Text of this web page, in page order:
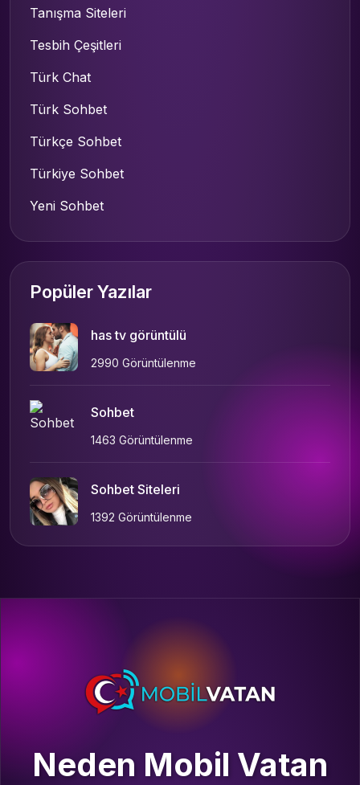
Tanışma Siteleri
Tesbih Çeşitleri
Türk Chat
Türk Sohbet
Türkçe Sohbet
Türkiye Sohbet
Yeni Sohbet
Popüler Yazılar
has tv görüntülü
2990 Görüntülenme
Sohbet
1463 Görüntülenme
Sohbet Siteleri
1392 Görüntülenme
Neden Mobil Vatan